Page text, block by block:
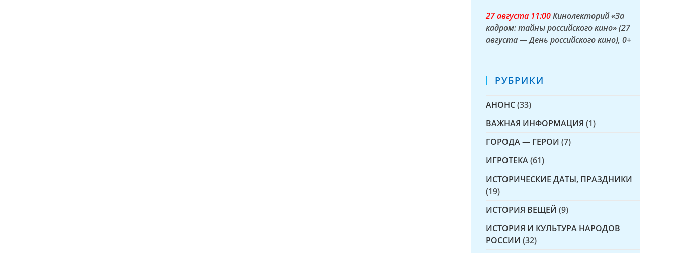
27 августа 11:00Кинолекторий «За
кадром: тайны российского кино» (27
августа — День российского кино), 0+
РУБРИКИ
АНОНС(33)
ВАЖНАЯ ИНФОРМАЦИЯ (1)
ГОРОДА — ГЕРОИ (7)
ИГРОТЕКА(61)
ИСТОРИЧЕСКИЕ ДАТЫ, ПРАЗДНИКИ
(19)
ИСТОРИЯ ВЕЩЕЙ (9)
ИСТОРИЯ И КУЛЬТУРА НАРОДОВ
РОССИИ (32)